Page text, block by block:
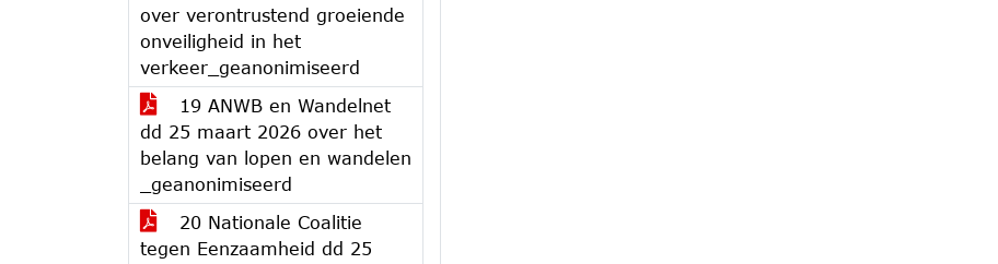
over verontrustend groeiende
onveiligheid in het
verkeer_geanonimiseerd
19 ANWB en Wandelnet
dd 25 maart 2026 over het
belang van lopen en wandelen
_geanonimiseerd
20 Nationale Coalitie
tegen Eenzaamheid dd 25